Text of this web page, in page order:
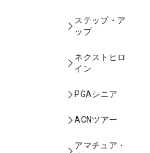
ステップ・ア
ップ
ネクストヒロ
イン
PGAシニア
ACNツアー
アマチュア・